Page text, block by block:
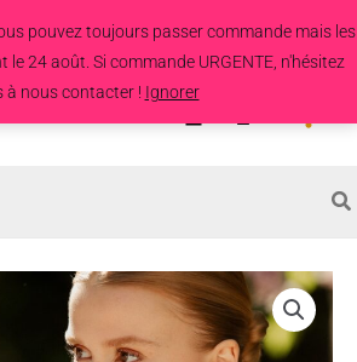
pouvez toujours passer commande mais les
24 août. Si commande URGENTE, n'hésitez
à nous contacter ! Ignorer